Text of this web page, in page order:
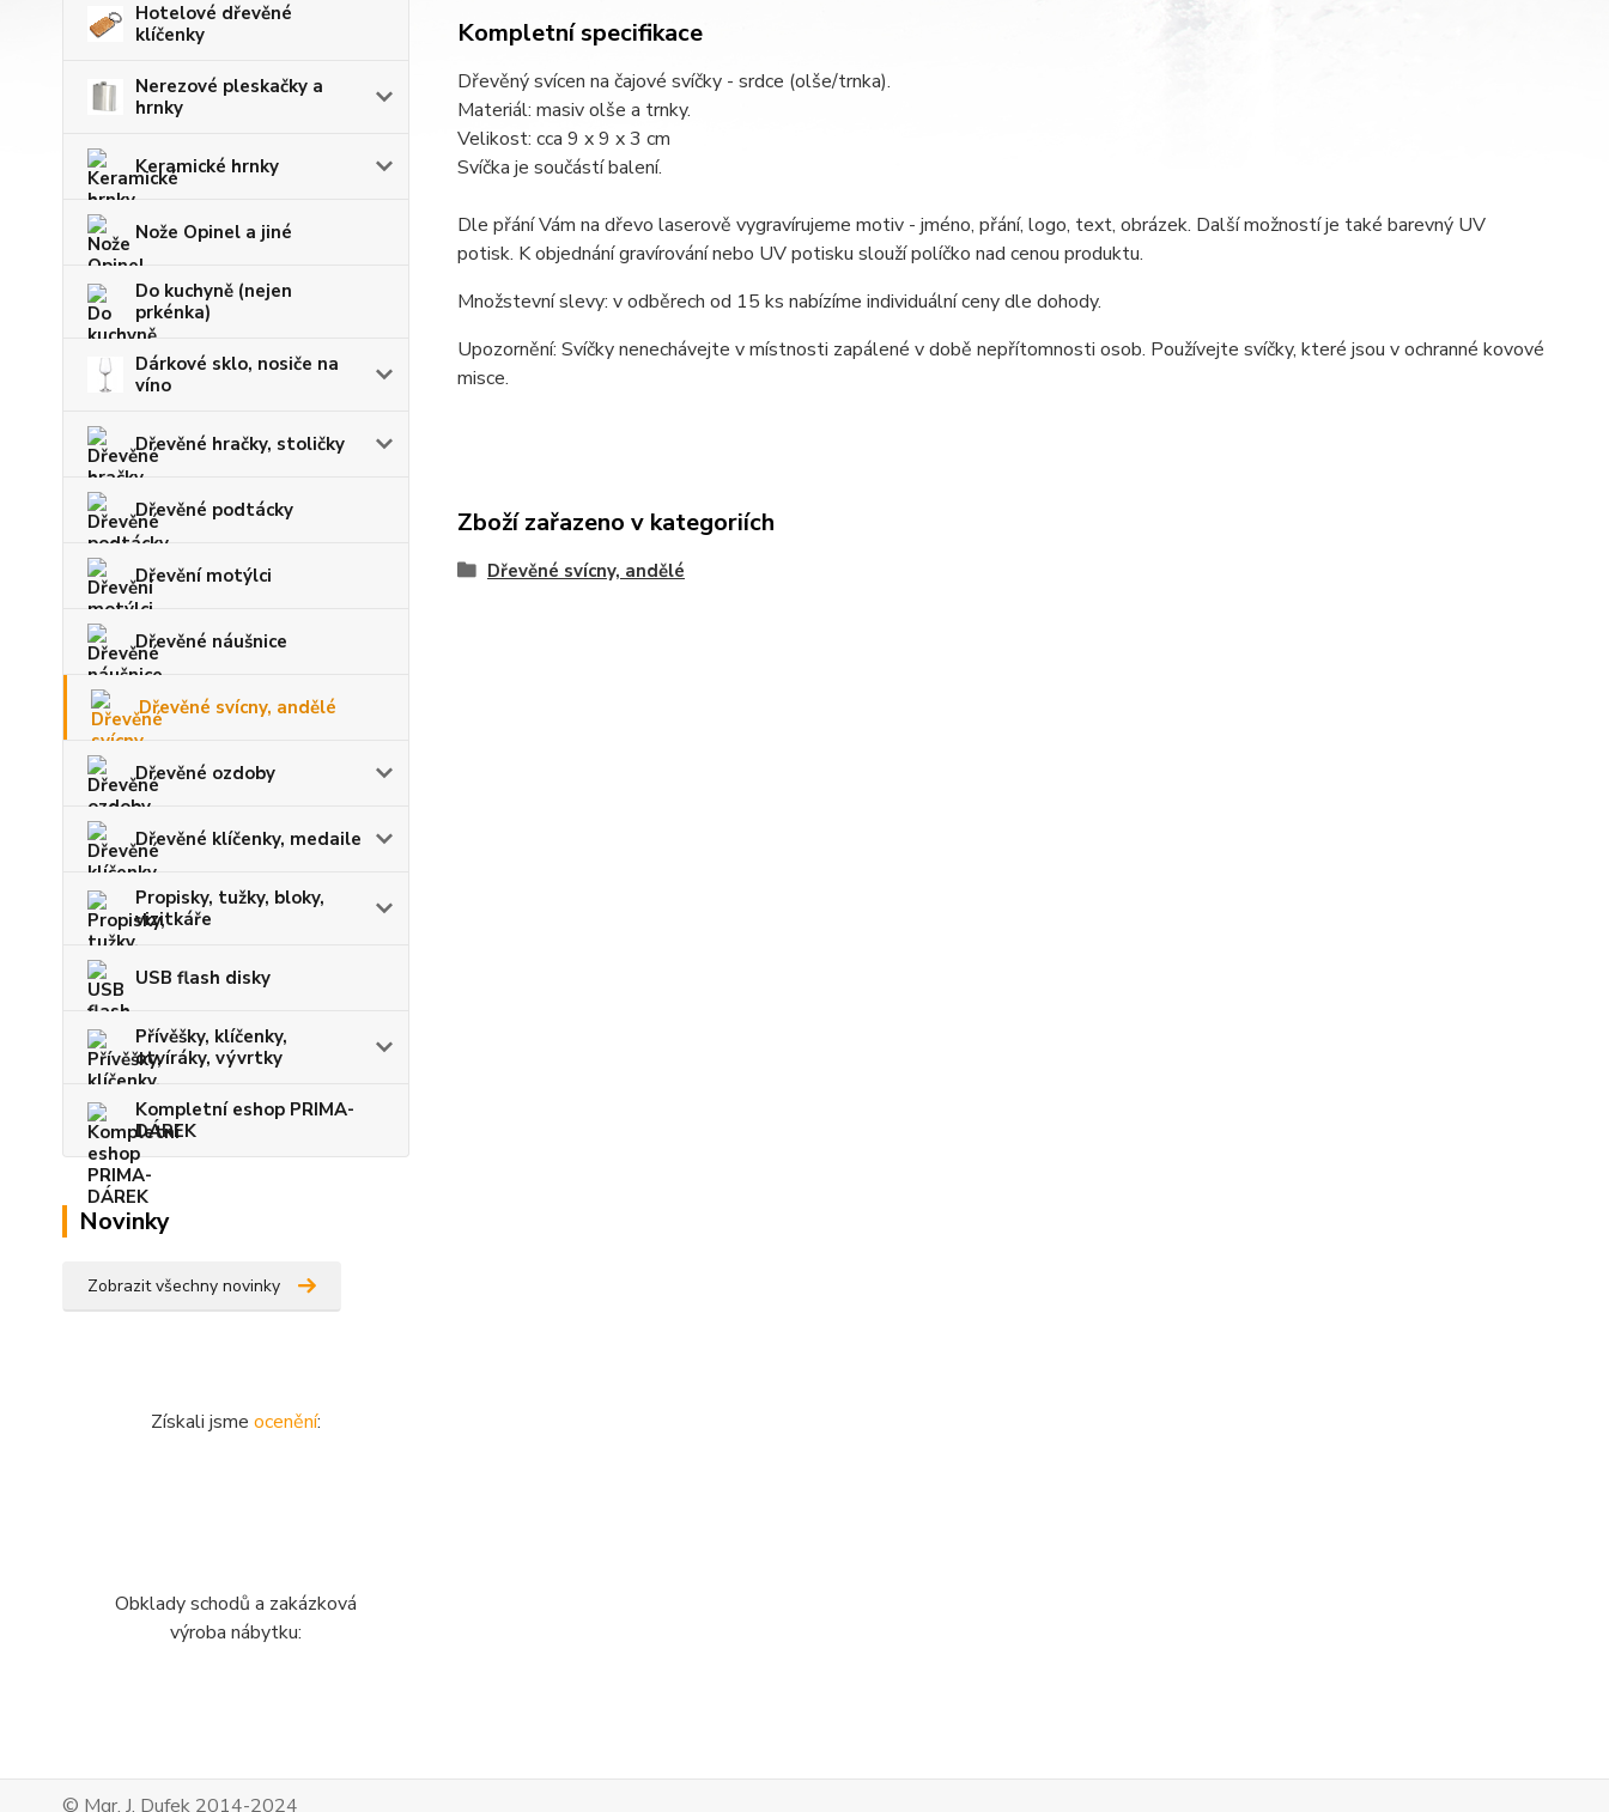
Hotelové dřevěné
klíčenky
Nerezové pleskačky a
hrnky
Keramické hrnky
Nože Opinel a jiné
Do kuchyně (nejen
prkénka)
Dárkové sklo, nosiče na
víno
Dřevěné hračky, stoličky
Dřevěné podtácky
Dřevění motýlci
Dřevěné náušnice
Dřevěné svícny, andělé
Dřevěné ozdoby
Dřevěné klíčenky, medaile
Propisky, tužky, bloky,
vizitkáře
USB flash disky
Přívěšky, klíčenky,
otvíráky, vývrtky
Kompletní eshop PRIMA-
DÁREK
Novinky
Zobrazit všechny novinky
Získali jsme ocenění:
Obklady schodů a zakázková
výroba nábytku:
Kompletní specifikace
Dřevěný svícen na čajové svíčky - srdce (olše/trnka).
Materiál: masiv olše a trnky.
Velikost: cca 9 x 9 x 3 cm
Svíčka je součástí balení.
Dle přání Vám na dřevo laserově vygravírujeme motiv - jméno, přání, logo, text, obrázek. Další možností je také barevný UV
potisk. K objednání gravírování nebo UV potisku slouží políčko nad cenou produktu.
Množstevní slevy: v odběrech od 15 ks nabízíme individuální ceny dle dohody.
Upozornění: Svíčky nenechávejte v místnosti zapálené v době nepřítomnosti osob. Používejte svíčky, které jsou v ochranné kovové
misce.
Zboží zařazeno v kategoriích
Dřevěné svícny, andělé
© Mgr. J. Dufek 2014-2024